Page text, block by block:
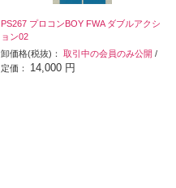
PS267 プロコンBOY FWA ダブルアクシ
ョン02
卸価格(税抜)：取引中の会員のみ公開 /
定価： 14,000 円